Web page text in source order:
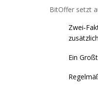
BitOffer setzt
Ein